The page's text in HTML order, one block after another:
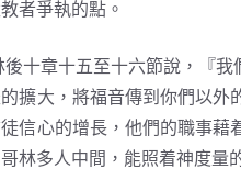
者爭執的點。
十章十五至十六節說，『我
擴大，將福音傳到你們以
信心的增長，他們的職事
林多人中間，能照着神度量